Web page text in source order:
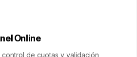
Online
de cuotas y validación